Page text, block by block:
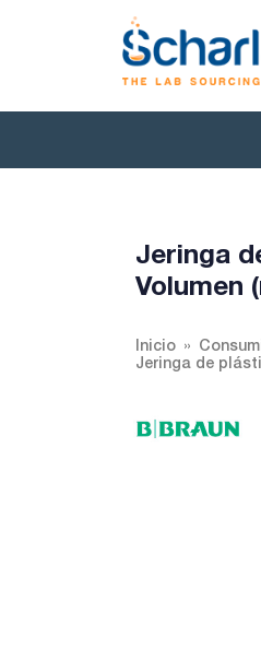
Jeringa
Volumen
Inicio
Jeringa de